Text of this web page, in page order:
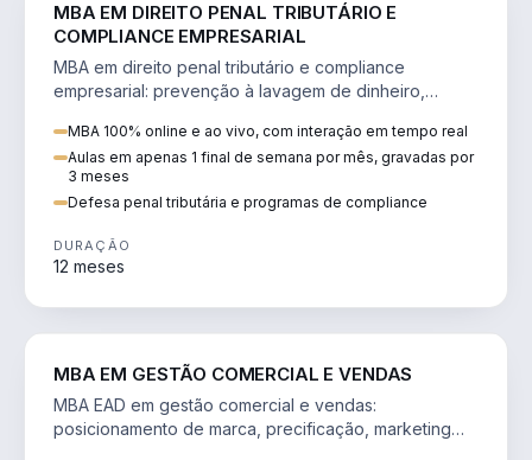
MBA EM DIREITO PENAL TRIBUTÁRIO E
COMPLIANCE EMPRESARIAL
MBA em direito penal tributário e compliance
empresarial: prevenção à lavagem de dinheiro,
MBA 100% online e ao vivo, com interação em tempo real
Aulas em apenas 1 final de semana por mês, gravadas por
3 meses
Defesa penal tributária e programas de compliance
DURAÇÃO
12 meses
MBA EM GESTÃO COMERCIAL E VENDAS
MBA EAD em gestão comercial e vendas:
posicionamento de marca, precificação, marketing